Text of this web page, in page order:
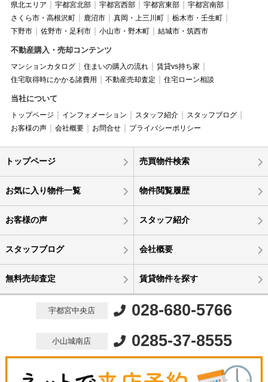
県北エリア
宇都宮北部 宇都宮西部 宇都宮東部
宇都宮南部
さくら市・高根沢町
鹿沼市 真岡・上三川町
栃木市・壬生町
下野市
佐野市・足利市 小山市・野木町 結城市・筑西市
不動産購入・売却コンテンツ
マンションカタログ 住まいの購入の流れ
賃貸vs持ち家
住宅取得時にかかる諸費用
不動産売却査定 住宅ローン相談
当社について
トップページ インフォメーション スタッフ紹介
スタッフブログ
お客様の声
会社概要 お問合せ プライバシーポリシー
トップページ 売買物件検索
お気に入り物件一覧 物件閲覧履歴
お客様の声 スタッフ紹介
スタッフブログ 会社概要
無料売却査定 賃貸物件を探す
宇都宮中央店 028-680-5766
小山城南店 0285-37-8555